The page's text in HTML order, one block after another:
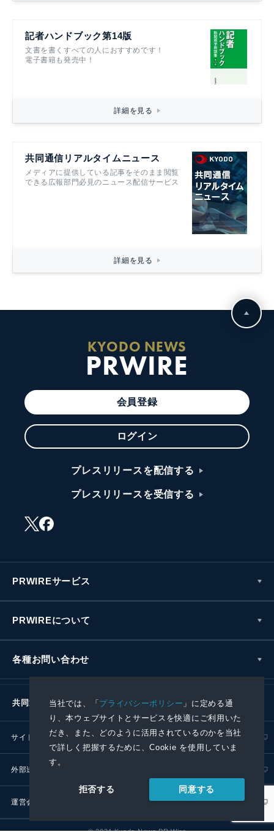
当社では、「プライバシーポリシー 」に定める通
り、本ウェブサイトとサービスを快適にご利用いた
だき、また、どのように活用されているのかを当社
で詳しく把握するために、Cookie を使用していま
す。
拒否する 同意する
記者ハンドブック第14版
文書を書くすべての人におすすめです！
電子書籍も発売中！
詳細を見る
共同通信リアルタイムニュース
メディアに提供している記事をそのまま閲覧
できる広報部門必見のニュース配信サービス
詳細を見る
KYODO NEWS
PRWIRE
会員登録
ログイン
プレスリリースを配信する
プレスリリースを受信する
PRWIREサービス
PRWIREについて
各種お問い合わせ
共同通信社グループ
サイトポリシー プライバシーポリシー
外部送信ポリシー
運営会社 RSS